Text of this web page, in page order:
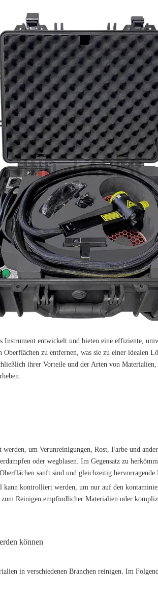
Instrument entwickelt und bieten eine effiziente,
zu entfernen, was sie zu einer
ihrer Vorteile und der Arten von
um Verunreinigungen, Rost, Farbe und
oder wegblasen. Im Gegensatz zu
sanft sind und gleichzeitig hervorragende
kontrolliert werden, um nur auf den
Reinigen empfindlicher Materialien oder
können
in verschiedenen Branchen reinigen. Im